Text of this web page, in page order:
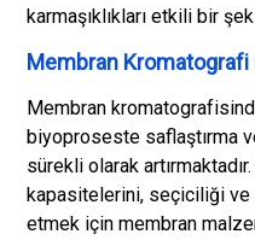
karmaşıklıkları etkili bir
Membran
Membran
biyoproseste saflaştırma
sürekli olarak
kapasitelerini, seçiciliği ve
etmek için membran